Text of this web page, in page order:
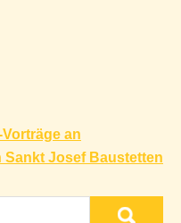
an
Sankt Josef Baustetten